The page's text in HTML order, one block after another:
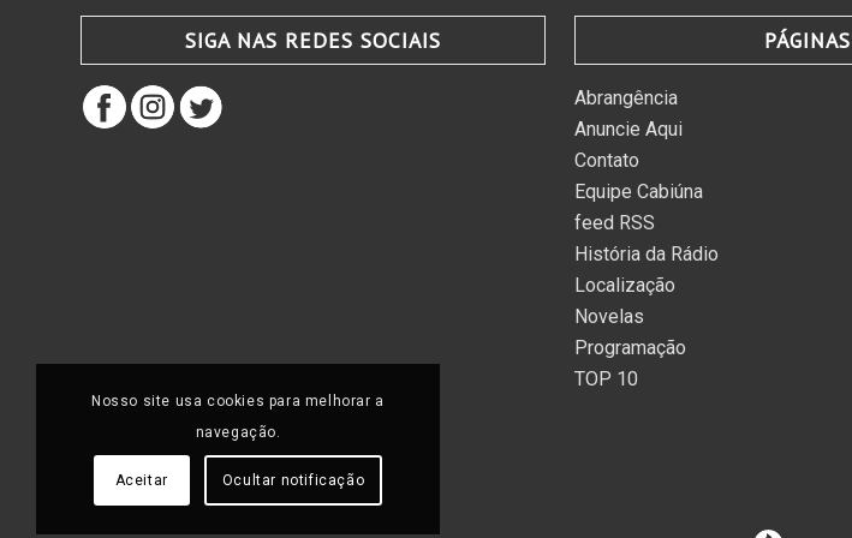
SIGA NAS REDES SOCIAIS PÁGINAS
Abrangência
Anuncie Aqui
Contato
Equipe Cabiúna
feed RSS
História da Rádio
Localização
Novelas
Programação
TOP 10
Nosso site usa cookies para melhorar a
navegação.
Aceitar Ocultar notificação